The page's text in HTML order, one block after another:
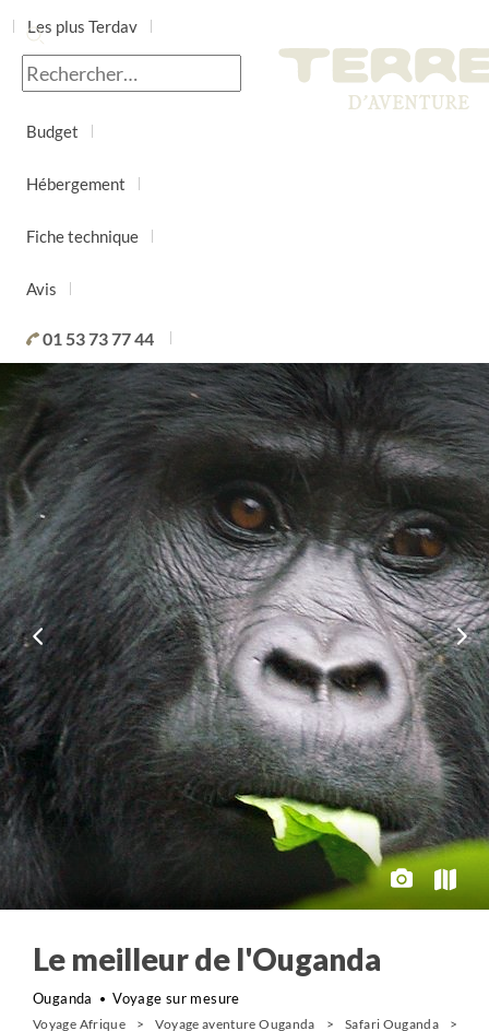
Les plus Terdav
Jour par jour
Budget
Hébergement
Fiche technique
Avis
01 53 73 77 44
Le meilleur de l'Ouganda
Ouganda Voyage sur mesure
Voyage Afrique Voyage aventure Ouganda Safari Ouganda